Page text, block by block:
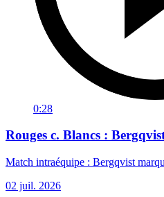
0:28
Rouges c. Blancs :
Match intraéquipe : Bergqvist
02 juil. 2026